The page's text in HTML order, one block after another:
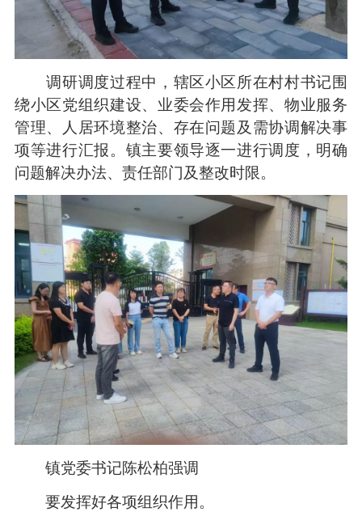
调研调度过程中，辖区小区所在村村书记围
绕小区党组织建设、业委会作用发挥、物业服务
管理、人居环境整治、存在问题及需协调解决事
项等进行汇报。镇主要领导逐一进行调度，明确
问题解决办法、责任部门及整改时限。
镇党委书记陈松柏强调
要发挥好各项组织作用。